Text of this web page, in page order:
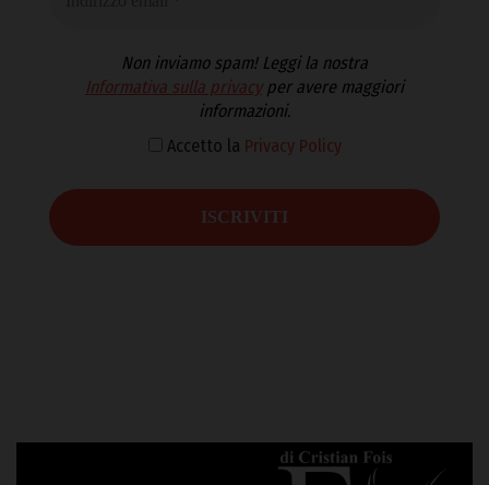
Non inviamo spam! Leggi la nostra
Informativa sulla privacyper avere maggiori
informazioni.
Accetto la Privacy Policy